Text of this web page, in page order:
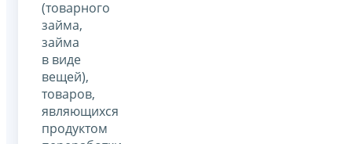
(товарного
займа,
займа
в виде
вещей),
товаров,
являющихся
продуктом